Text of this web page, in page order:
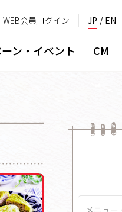
WEB会員ログイン JP EN
ン・イベント CM